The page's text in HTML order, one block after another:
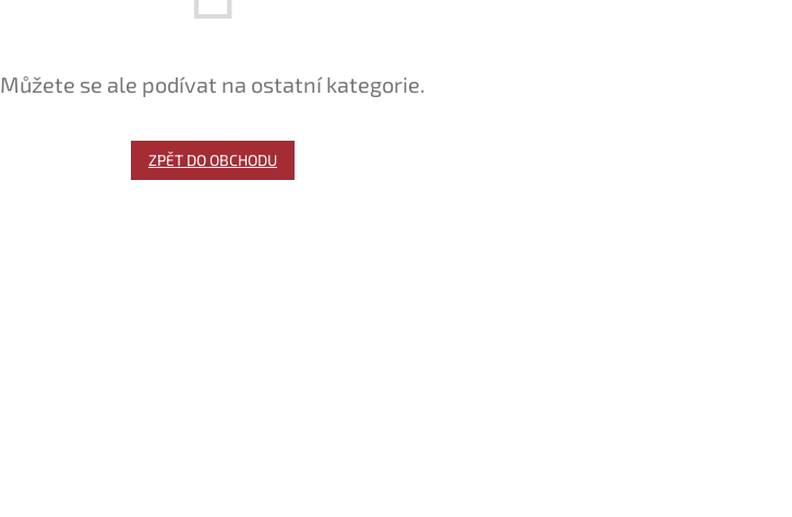
Můžete se ale podívat na ostatní kategorie.
ZPĚT DO OBCHODU